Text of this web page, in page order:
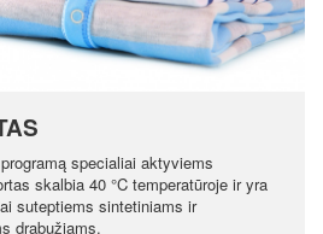
specialiai aktyviems
skalbia 40 °C temperatūroje ir yra
suteptiems sintetiniams ir
drabužiams.